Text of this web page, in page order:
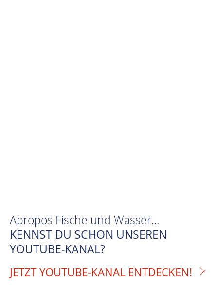
Apropos Fische und Wasser…
KENNST DU SCHON UNSEREN
YOUTUBE-KANAL?
JETZT YOUTUBE-KANAL ENTDECKEN!